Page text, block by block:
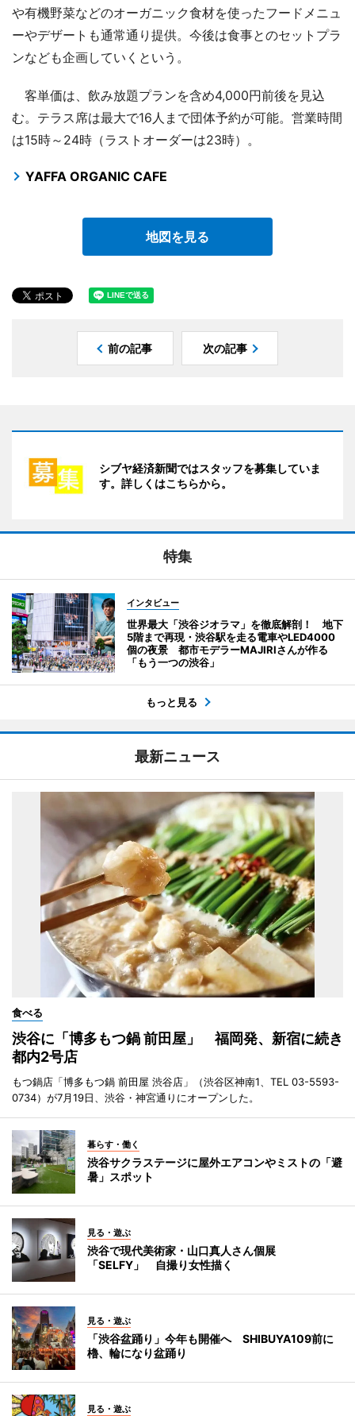
や有機野菜などのオーガニック食材を使ったフードメニュ
ーやデザートも通常通り提供。今後は食事とのセットプラ
ンなども企画していくという。
客単価は、飲み放題プランを含め4,000円前後を見込
む。テラス席は最大で16人まで団体予約が可能。営業時間
は15時～24時（ラストオーダーは23時）。
YAFFA ORGANIC CAFE
地図を見る
前の記事 次の記事
シブヤ経済新聞ではスタッフを募集していま
す。詳しくはこちらから。
特集
インタビュー
世界最大「渋谷ジオラマ」を徹底解剖！ 地下
5階まで再現・渋谷駅を走る電車やLED4000
個の夜景 都市モデラーMAJIRIさんが作る
「もう一つの渋谷」
もっと見る
最新ニュース
食べる
渋谷に「博多もつ鍋 前田屋」 福岡発、新宿に続き
都内2号店
もつ鍋店「博多もつ鍋 前田屋 渋谷店」（渋谷区神南1、TEL 03-5593-
0734）が7月19日、渋谷・神宮通りにオープンした。
暮らす・働く
渋谷サクラステージに屋外エアコンやミストの「避
暑」スポット
見る・遊ぶ
渋谷で現代美術家・山口真人さん個展
「SELFY」 自撮り女性描く
見る・遊ぶ
「渋谷盆踊り」今年も開催へ SHIBUYA109前に
櫓、輪になり盆踊り
見る・遊ぶ